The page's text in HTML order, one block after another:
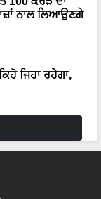
ਨਾਲ ਲਿਆਉਣਗੇ
ਜਿਹਾ ਰਹੇਗਾ,